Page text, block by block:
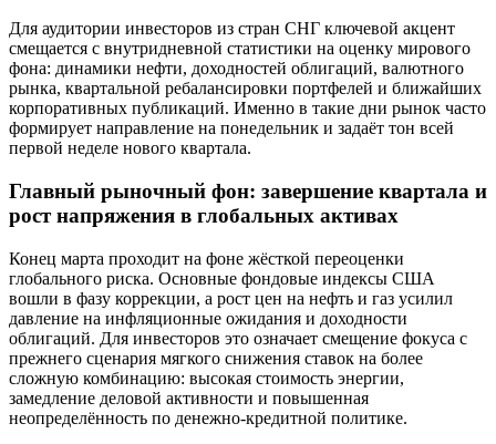
Для аудитории инвесторов из стран СНГ ключевой акцент
смещается с внутридневной статистики на оценку мирового
фона: динамики нефти, доходностей облигаций, валютного
рынка, квартальной ребалансировки портфелей и ближайших
корпоративных публикаций. Именно в такие дни рынок часто
формирует направление на понедельник и задаёт тон всей
первой неделе нового квартала.
Главный рыночный фон: завершение квартала и
рост напряжения в глобальных активах
Конец марта проходит на фоне жёсткой переоценки
глобального риска. Основные фондовые индексы США
вошли в фазу коррекции, а рост цен на нефть и газ усилил
давление на инфляционные ожидания и доходности
облигаций. Для инвесторов это означает смещение фокуса с
прежнего сценария мягкого снижения ставок на более
сложную комбинацию: высокая стоимость энергии,
замедление деловой активности и повышенная
неопределённость по денежно-кредитной политике.